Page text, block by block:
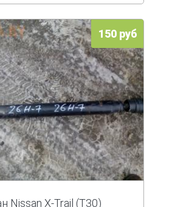
150 руб
Nissan X-Trail (T30)